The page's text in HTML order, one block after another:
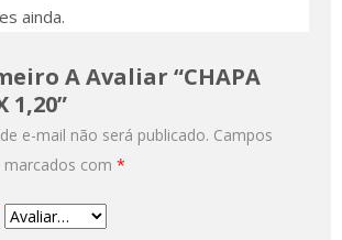
ainda.
A Avaliar “CHAPA
1,20”
e-mail não será publicado. Campos
com *